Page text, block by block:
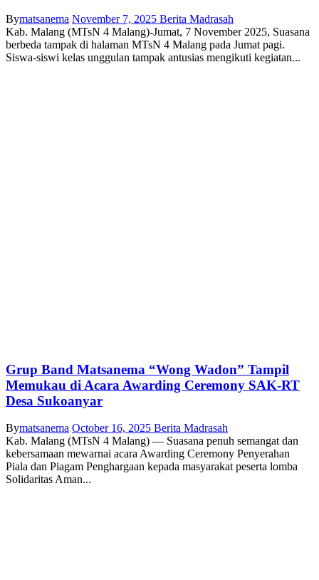
Bymatsanema November 7, 2025 Berita Madrasah
Kab. Malang (MTsN 4 Malang)-Jumat, 7 November 2025, Suasana
berbeda tampak di halaman MTsN 4 Malang pada Jumat pagi.
Siswa-siswi kelas unggulan tampak antusias mengikuti kegiatan...
Grup Band Matsanema “Wong Wadon” Tampil
Memukau di Acara Awarding Ceremony SAK-RT
Desa Sukoanyar
Bymatsanema October 16, 2025 Berita Madrasah
Kab. Malang (MTsN 4 Malang) — Suasana penuh semangat dan
kebersamaan mewarnai acara Awarding Ceremony Penyerahan
Piala dan Piagam Penghargaan kepada masyarakat peserta lomba
Solidaritas Aman...